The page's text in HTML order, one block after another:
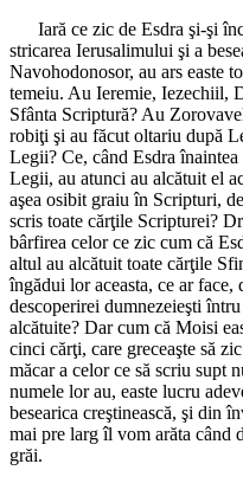
Iară ce zic de Esdra şi-şi
stricarea Ierusalimului şi a
Navohodonosor, au ars easte
temeiu. Au Ieremie, Iezechiil,
Sfânta Scriptură? Au
robiţi şi au făcut oltariu după
Legii? Ce, când Esdra
Legii, au atunci au alcătuit el
aşea osibit graiu în Scripturi,
scris toate cărţile Scripturei?
bârfirea celor ce zic cum că
altul au alcătuit toate cărţile
îngădui lor aceasta, ce ar
descoperirei dumnezeieşti
alcătuite? Dar cum că Moisi
cinci cărţi, care greceaşte să
măcar a celor ce să scriu supt
numele lor au, easte lucru
besearica creştinească, şi din
mai pre larg îl vom arăta când
grăi.